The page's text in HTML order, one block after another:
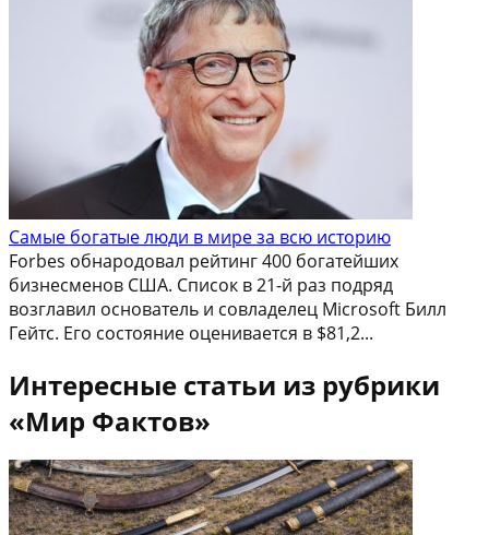
Самые богатые люди в мире за всю историю
Forbes обнародовал рейтинг 400 богатейших
бизнесменов США. Список в 21-й раз подряд
возглавил основатель и совладелец Microsoft Билл
Гейтс. Его состояние оценивается в $81,2...
Интересные статьи из рубрики
«Мир Фактов»